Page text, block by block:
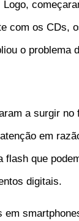
com os CDs,
o problema
a surgir no
em
flash que
digitais.